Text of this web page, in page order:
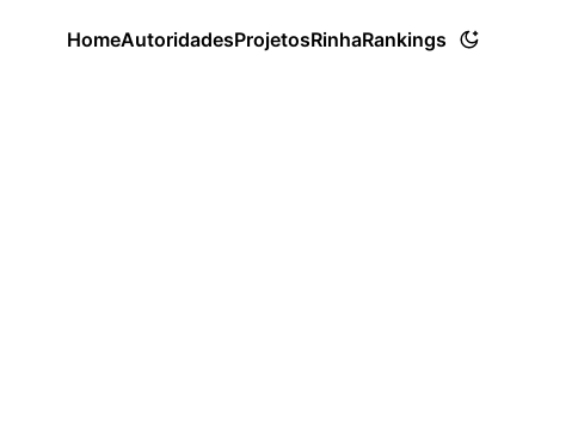
HomeAutoridadesProjetosRinhaRankings